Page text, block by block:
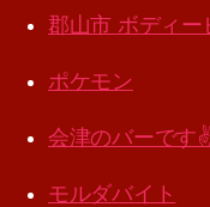
郡山市 ボディー
ポケモン
会津のバーです
モルダバイト